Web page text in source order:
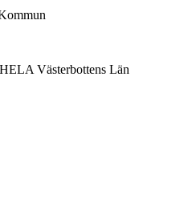
Västerbottens Län